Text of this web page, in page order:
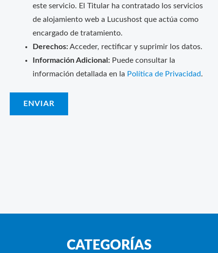
este servicio. El Titular ha contratado los servicios
de alojamiento web a Lucushost que actúa como
encargado de tratamiento.
Derechos:Acceder, rectificar y suprimir los datos.
Información Adicional:Puede consultar la
información detallada en la Política de Privacidad .
CATEGORÍAS